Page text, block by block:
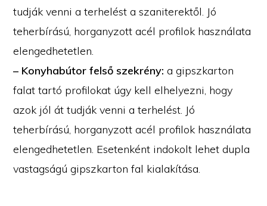
tudják venni a terhelést a szaniterektől. Jó
teherbírású, horganyzott acél profilok használata
elengedhetetlen.
– Konyhabútor felső szekrény: a gipszkarton
falat tartó profilokat úgy kell elhelyezni, hogy
azok jól át tudják venni a terhelést. Jó
teherbírású, horganyzott acél profilok használata
elengedhetetlen. Esetenként indokolt lehet dupla
vastagságú gipszkarton fal kialakítása.